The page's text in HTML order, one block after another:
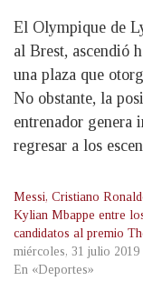
El Olympique de
al Brest, ascendió
una plaza que
No obstante, la
entrenador genera
regresar a los
Messi, Cristiano
Kylian Mbappe entre
candidatos al premio
miércoles, 31 julio 2019
En «Deportes»